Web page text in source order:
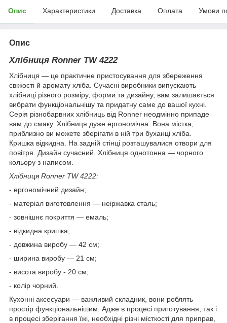
Опис Характеристики Доставка Оплата Умови
Опис
Хлібниця Ronner TW 4222
Хлібниця — це практичне пристосування для збереження
свіжості й аромату хліба. Сучасні виробники випускають
хлібниці різного розміру, форми та дизайну, вам залишається
вибрати функціональнішу та придатну саме до вашої кухні.
Серія різнобарвних хлібниць від Ronner неодмінно припаде
вам до смаку. Хлібниця дуже ергономічна. Вона містка,
приблизно ви можете зберігати в ній три буханці хліба.
Кришка відкидна. На задній стінці розташувалися отвори для
повітря. Дизайн сучасний. Хлібниця однотонна — чорного
кольору з написом.
Хлібниця Ronner TW 4222:
- ергономічний дизайн;
- матеріал виготовлення — неіржавка сталь;
- зовнішнє покриття — емаль;
- відкидна кришка;
- довжина виробу — 42 см;
- ширина виробу — 21 см;
- висота виробу - 20 см;
- колір чорний.
Кухонні аксесуари — важливий складник, вони роблять
простір функціональнішим. Адже в процесі приготування, так і
в процесі зберігання їжі, необхідні різні місткості для приправ,